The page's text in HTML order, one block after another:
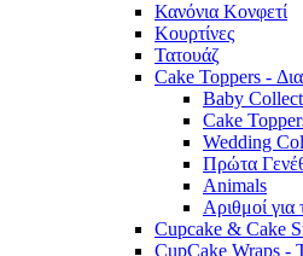
Κανόνια Κονφετί
Κουρτίνες
Τατουάζ
Cake Toppers -
Baby
Cake
Wedding
Πρώτα
Animals
Αριθμοί για
Cupcake & Cake
CupCake Wraps -